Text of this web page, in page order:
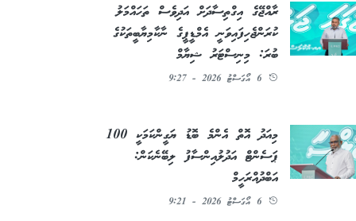
ރާއްޖޭގެ އިގްތިސާދަށް އަދިވެސް ތަހައްމަލު
ކުރަންޖެހިފައިވަނީ އެމްޑީޕީގެ ނާކާމިޔާބީތަކުގެ
ބުރަ: މިނިސްޓަރު ޝިޔާމް
6 އޯގަސްޓު 2026 - 9:27
މިއަދު އޮތް އެންމެ ބޮޑު ޔަގީންކަމަކީ 100
ޕަސެންޓް އަދުލުއިންސާފު ލިބޭނެކަން:
އަބްދުއްރަހީމް
6 އޯގަސްޓު 2026 - 9:21